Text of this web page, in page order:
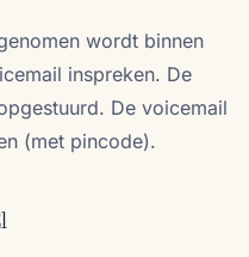
wordt binnen
inspreken. De
De voicemail
(met pincode).